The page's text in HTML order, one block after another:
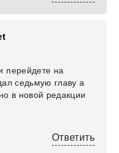
перейдете на
седьмую главу а
в новой редакции
Ответить